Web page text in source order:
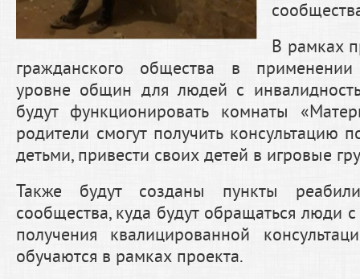
В рамках
гражданского общества в
уровне общин для людей с
будут функционировать комнаты
родители смогут получить консультацию
детьми, привести своих детей в игровые
Также будут созданы пункты
сообщества, куда будут обращаться люди
получения квалицированной
обучаются в рамках проекта.